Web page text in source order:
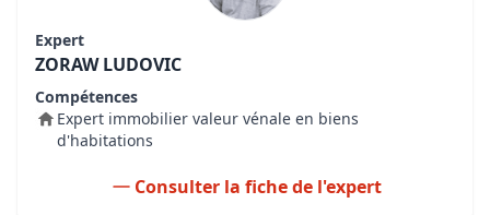
Expert
ZORAW LUDOVIC
Compétences
Expert immobilier valeur vénale en biens
d'habitations
Consulter la fiche de l'expert